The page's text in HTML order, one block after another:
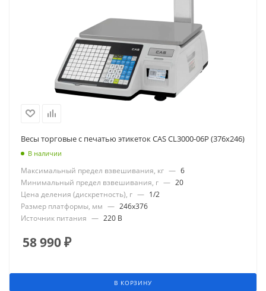
Весы торговые с печатью этикеток CAS CL3000-06P (376x246)
В наличии
Максимальный предел взвешивания, кг — 6
Минимальный предел взвешивания, г — 20
Цена деления (дискретность), г — 1/2
Размер платформы, мм — 246x376
Источник питания — 220 В
58 990₽
В КОРЗИНУ